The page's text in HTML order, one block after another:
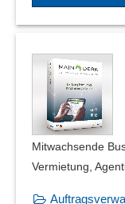
Mitwachsende
Vermietung,